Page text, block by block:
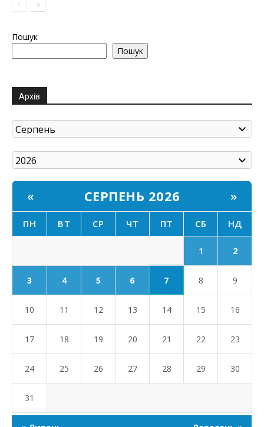
Пошук
Пошук
Архів
« СЕРПЕНЬ 2026 »
ПН ВТ СР ЧТ ПТ СБ НД
1 2
3 4 5 6 7 8 9
10 11 12 13 14 15 16
17 18 19 20 21 22 23
24 25 26 27 28 29 30
31